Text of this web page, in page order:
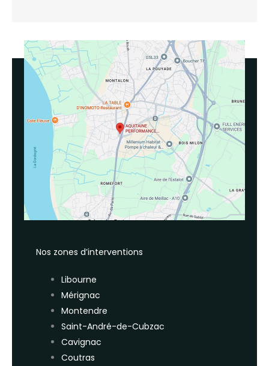
Nos zones d’interventions
Libourne
Mérignac
Montendre
Saint-André-de-Cubzac
Cavignac
Coutras